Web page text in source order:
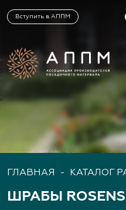
Вступить в АППМ
ГЛАВНАЯ - КАТАЛОГ
ШРАБЫ